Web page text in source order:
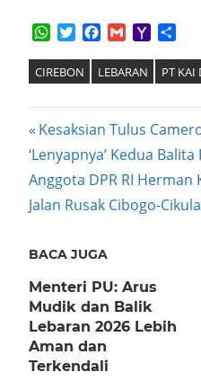
WhatsApp
TwitterFacebook
GmailYahoo
CIREBON LEBARAN PT KAI
Post
navigation
Previous
Post:
Kesaksian Tulus
‘Lenyapnya’ Kedua
Next
Post:
Anggota DPR RI
Jalan Rusak Cibogo-
BACA JUGA
Menteri PU: Arus
Mudik dan Balik
Lebaran 2026 Lebih
Aman dan
Terkendali